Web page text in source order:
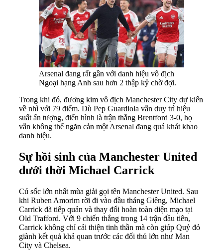
Arsenal đang rất gần với danh hiệu vô địch
Ngoại hạng Anh sau hơn 2 thập kỷ chờ đợi.
Trong khi đó, đương kim vô địch Manchester City dự kiến
về nhì với 79 điểm. Dù Pep Guardiola vẫn duy trì hiệu
suất ấn tượng, điển hình là trận thắng Brentford 3-0, họ
vẫn không thể ngăn cản một Arsenal đang quá khát khao
danh hiệu.
Sự hồi sinh của Manchester United
dưới thời Michael Carrick
Cú sốc lớn nhất mùa giải gọi tên Manchester United. Sau
khi Ruben Amorim rời đi vào đầu tháng Giêng, Michael
Carrick đã tiếp quản và thay đổi hoàn toàn diện mạo tại
Old Trafford. Với 9 chiến thắng trong 14 trận đầu tiên,
Carrick không chỉ cải thiện tinh thần mà còn giúp Quỷ đỏ
giành kết quả khả quan trước các đối thủ lớn như Man
City và Chelsea.